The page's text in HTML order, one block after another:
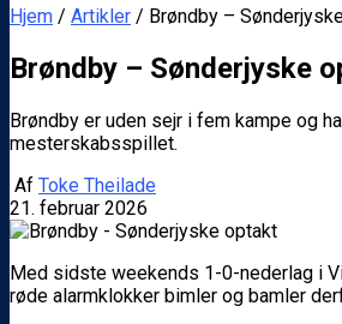
Hjem / Artikler / Brøndby –
Brøndby – Sønderjyske
Brøndby er uden sejr i fem kampe og
mesterskabsspillet.
Af Toke Theilade
21. februar 2026
Med sidste weekends 1-0-nederlag i
røde alarmklokker bimler og bamler